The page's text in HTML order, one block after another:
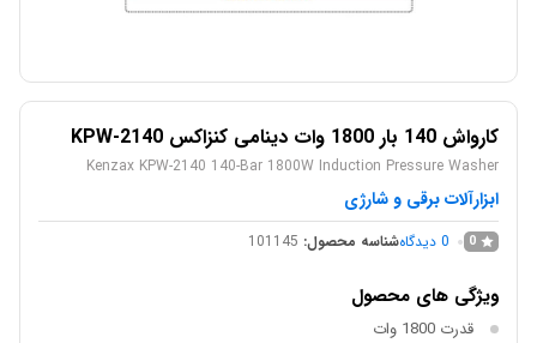
کارواش 140 بار 1800 وات دینامی کنزاکس KPW-2140
Kenzax KPW-2140 140-Bar 1800W Induction Pressure Washer
ابزارآلات برقی و شارژی
0
0 دیدگاهشناسه محصول: 101145
ویژگی های محصول
قدرت 1800 وات